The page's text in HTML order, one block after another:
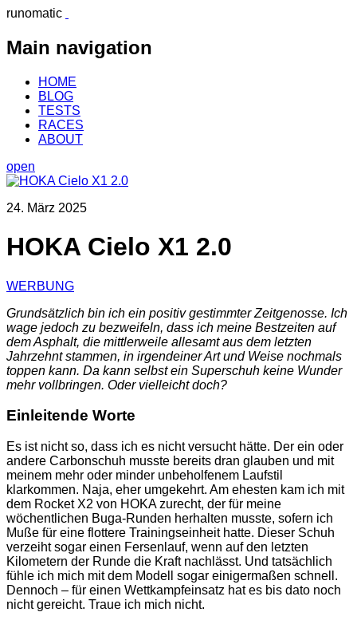
runomatic
Main navigation
HOME
BLOG
TESTS
RACES
ABOUT
open
24. März 2025
HOKA Cielo X1 2.0
WERBUNG
Grundsätzlich bin ich ein positiv gestimmter Zeitgenosse. Ich
wage jedoch zu bezweifeln, dass ich meine Bestzeiten auf
dem Asphalt, die mittlerweile allesamt aus dem letzten
Jahrzehnt stammen, in irgendeiner Art und Weise nochmals
toppen kann. Da kann selbst ein Superschuh keine Wunder
mehr vollbringen. Oder vielleicht doch?
Einleitende Worte
Es ist nicht so, dass ich es nicht versucht hätte. Der ein oder
andere Carbonschuh musste bereits dran glauben und mit
meinem mehr oder minder unbeholfenem Laufstil
klarkommen. Naja, eher umgekehrt. Am ehesten kam ich mit
dem Rocket X2 von HOKA zurecht, der für meine
wöchentlichen Buga-Runden herhalten musste, sofern ich
Muße für eine flottere Trainingseinheit hatte. Dieser Schuh
verzeiht sogar einen Fersenlauf, wenn auf den letzten
Kilometern der Runde die Kraft nachlässt. Und tatsächlich
fühle ich mich mit dem Modell sogar einigermaßen schnell.
Dennoch – für einen Wettkampfeinsatz hat es bis dato noch
nicht gereicht. Traue ich mich nicht.